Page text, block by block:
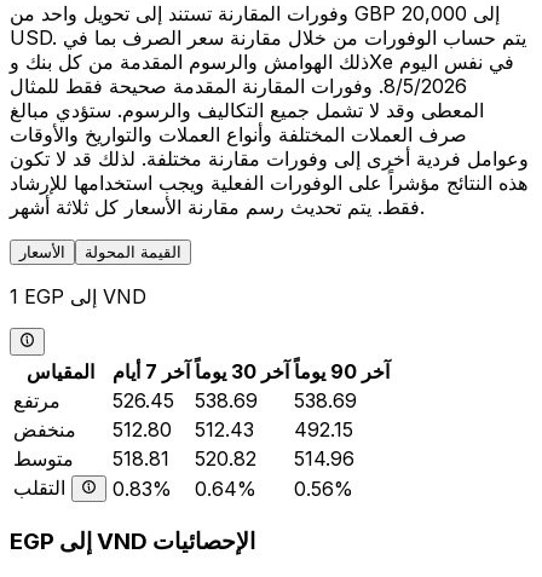
وفورات المقارنة تستند إلى تحويل واحد من GBP 20,000 إلى
USD. يتم حساب الوفورات من خلال مقارنة سعر الصرف بما في
ذلك الهوامش والرسوم المقدمة من كل بنك وXe في نفس اليوم
8/5/2026. وفورات المقارنة المقدمة صحيحة فقط للمثال
المعطى وقد لا تشمل جميع التكاليف والرسوم. ستؤدي مبالغ
صرف العملات المختلفة وأنواع العملات والتواريخ والأوقات
وعوامل فردية أخرى إلى وفورات مقارنة مختلفة. لذلك قد لا تكون
هذه النتائج مؤشراً على الوفورات الفعلية ويجب استخدامها للإرشاد
فقط. يتم تحديث رسم مقارنة الأسعار كل ثلاثة أشهر.
الأسعار القيمة المحولة
1 EGP إلى VND
المقياس آخر 7 أيام آخر 30 يوماً
آخر 90 يوماً
مرتفع
526.45 538.69
538.69
منخفض
512.80 512.43
492.15
متوسط
518.81 520.82
514.96
التقلب
0.83% 0.64% 0.56%
EGP إلى VND الإحصائيات